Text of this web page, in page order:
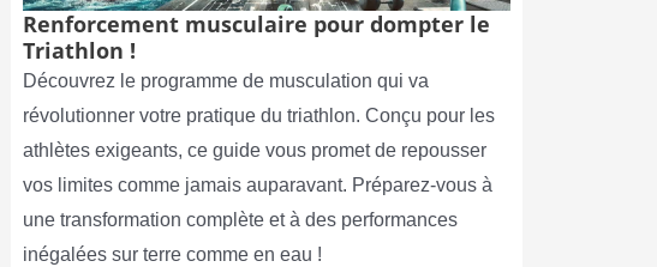
Renforcement musculaire pour dompter le
Triathlon !
Découvrez le programme de musculation qui va
révolutionner votre pratique du triathlon. Conçu pour les
athlètes exigeants, ce guide vous promet de repousser
vos limites comme jamais auparavant. Préparez-vous à
une transformation complète et à des performances
inégalées sur terre comme en eau !